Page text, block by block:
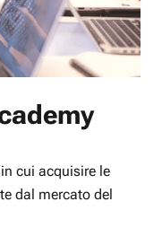
cui acquisire le
dal mercato del